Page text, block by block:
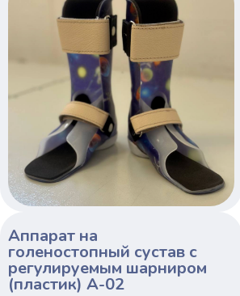
Аппарат на
голеностопный сустав с
регулируемым шарниром
(пластик) A-02